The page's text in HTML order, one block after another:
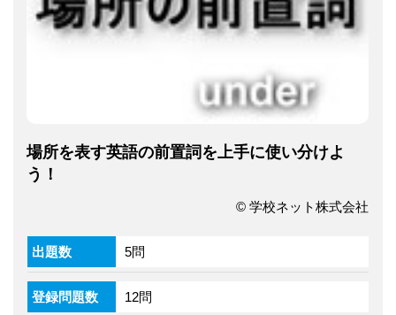
場所を表す英語の前置詞を上手に使い分けよ
う！
© 学校ネット株式会社
出題数 5問
登録問題数 12問